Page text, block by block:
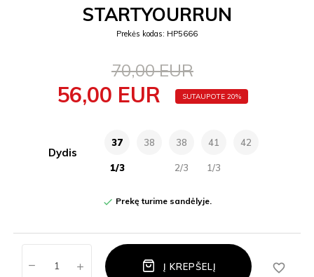
STARTYOURRUN
Prekės kodas: HP5666
70,00 EUR
56,00 EUR SUTAUPOTE 20%
Dydis
37
1/3
38 38
2/3
41
1/3
42
 Prekę turime sandėlyje.
Į KREPŠELĮ favorite_border